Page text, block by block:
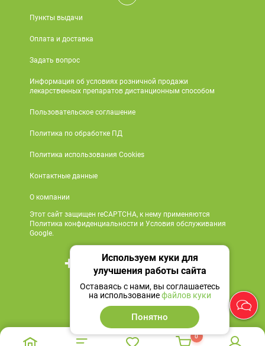
Пункты выдачи
Оплата и доставка
Задать вопрос
Информация об условиях розничной продажи
лекарственных препаратов дистанционным способом
Пользовательское соглашение
Политика по обработке ПД
Политика использования Cookies
Контактные данные
О компании
Этот сайт защищен reCAPTCHA, к нему применяются
Политика конфиденциальности и Условия обслуживания
Google.
+7 495 419 18 18
Мы в социальных сетях
0
Используем куки для
улучшения работы сайта
Оставаясь с нами, вы соглашаетесь
на использованиефайлов куки
Понятно